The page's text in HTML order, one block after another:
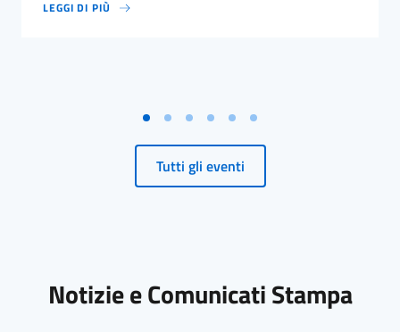
LEGGI DI PIÙ
PUCUNDRIA – PERFORMANCE DI DANZA DELLA CORNELIA DANCE
Tutti gli eventi
Notizie e Comunicati Stampa